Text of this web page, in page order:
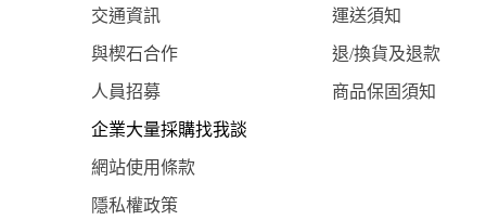
交通資訊 運送須知
與楔石合作 退/換貨及退款
人員招募 商品保固須知
企業大量採購找我談
網站使用條款
隱私權政策